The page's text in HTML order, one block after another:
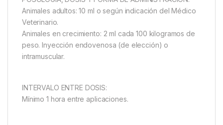
Animales adultos: 10 ml o según indicación del Médico
Veterinario.
Animales en crecimiento: 2 ml cada 100 kilogramos de
peso. Inyección endovenosa (de elección) o
intramuscular.
INTERVALO ENTRE DOSIS:
Mínimo 1 hora entre aplicaciones.